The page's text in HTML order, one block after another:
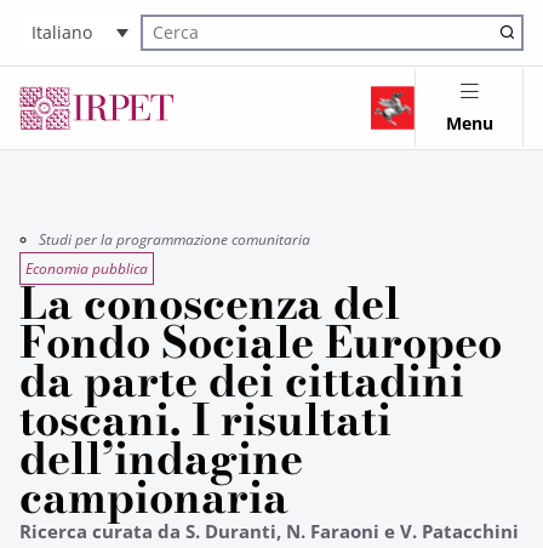
Italiano
Cerca nel sito
Menu
Studi per la programmazione comunitaria
Economia pubblica
La conoscenza del
Fondo Sociale Europeo
da parte dei cittadini
toscani. I risultati
dell’indagine
campionaria
Ricerca curata da S. Duranti, N. Faraoni e V. Patacchini